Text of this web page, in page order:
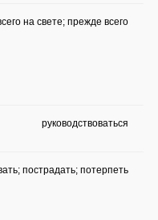
на свете; прежде всего
руководствоваться
пострадать; потерпеть